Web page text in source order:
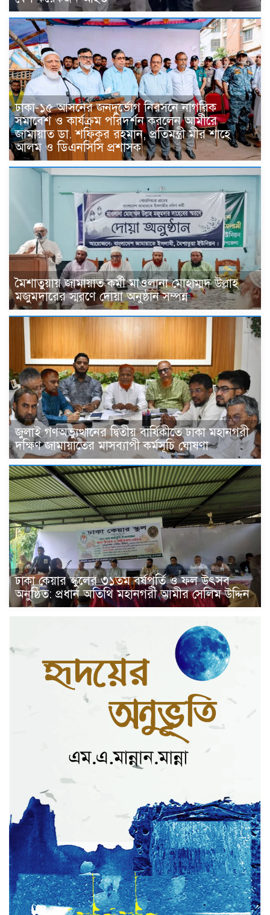
ঢাকা-১৫ আসনের জনদুর্ভোগ নিরসনে নাগরিক
সমাবেশ ও কার্যক্রম পরিদর্শন করলেন আমীরে
জামায়াত ডা. শফিকুর রহমান, প্রতিমন্ত্রী মীর শাহে
আলম ও ডিএনসিসি প্রশাসক
মৈশাতুয়ায় জামায়াত কর্মী মাওলানা মোহাম্মদ উল্লাহ
মজুমদারের স্মরণে দোয়া অনুষ্ঠান সম্পন্ন
জুলাই গণঅভ্যুত্থানের দ্বিতীয় বার্ষিকীতে ঢাকা মহানগরী
দক্ষিণ জামায়াতের মাসব্যাপী কর্মসূচি ঘোষণা
ঢাকা কেয়ার স্কুলের ৩১তম বর্ষপূর্তি ও ফল উৎসব
অনুষ্ঠিত: প্রধান অতিথি মহানগরী আমীর সেলিম উদ্দিন